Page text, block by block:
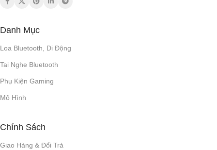
Danh Mục
Loa Bluetooth, Di Động
Tai Nghe Bluetooth
Phụ Kiện Gaming
Mô Hình
Chính Sách
Giao Hàng & Đổi Trả